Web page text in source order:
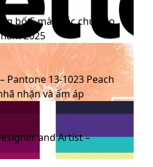
bố 5 màu sắc chủ đạo
2025
Pantone 13-1023 Peach
nhặn và ấm áp
and Artist –